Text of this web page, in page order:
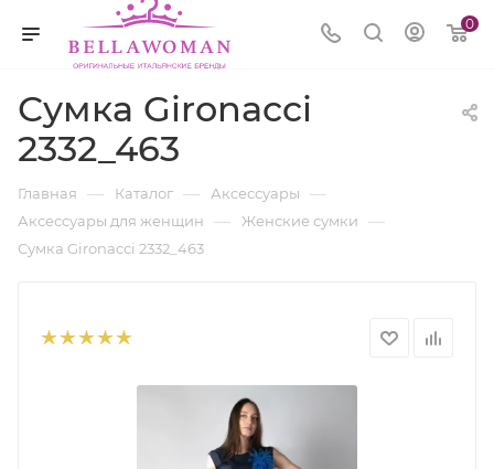
0
Сумка Gironacci
2332_463
Главная — Каталог — Аксессуары —
Аксессуары для женщин — Женские сумки —
Сумка Gironacci 2332_463